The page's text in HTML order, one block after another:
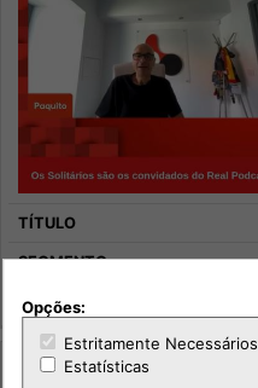
Opções:
Estritamente Necessários
Estatísticas